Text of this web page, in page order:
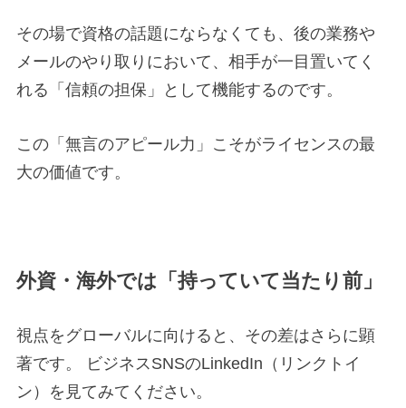
その場で資格の話題にならなくても、後の業務や
メールのやり取りにおいて、相手が一目置いてく
れる「信頼の担保」として機能するのです。
この「無言のアピール力」こそがライセンスの最
大の価値です。
外資・海外では「持っていて当たり前」
視点をグローバルに向けると、その差はさらに顕
著です。 ビジネスSNSのLinkedIn（リンクトイ
ン）を見てみてください。